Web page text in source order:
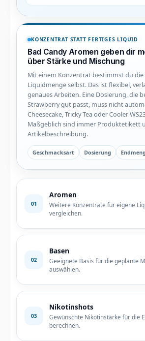
KONZENTRAT STATT FERTIGES LIQUID
Bad Candy Aromen geben dir
über Stärke und Mischung
Mit einem Konzentrat bestimmst du
Liquidmenge selbst. Das ist flexibel,
genaues Arbeiten. Eine Dosierung, die
Strawberry gut passt, muss nicht
Cheesecake, Tricky Tea oder Cooler
Maßgeblich sind immer Produktetikett
Artikelbeschreibung.
Geschmacksart Dosierung
01
Aromen
Weitere Konzentrate für eigene
vergleichen.
02
Basen
Geeignete Basis für die geplante
auswählen.
03
Nikotinshots
Gewünschte Nikotinstärke für die
berechnen.